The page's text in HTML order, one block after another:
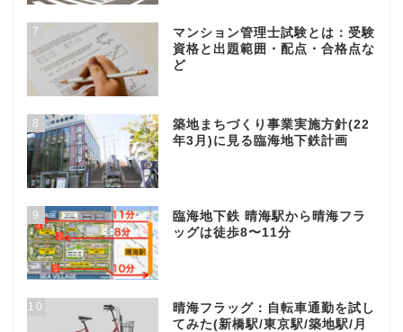
7
マンション管理士試験とは：受験
資格と出題範囲・配点・合格点な
ど
8
築地まちづくり事業実施方針(22
年3月)に見る臨海地下鉄計画
9
臨海地下鉄 晴海駅から晴海フラ
ッグは徒歩8〜11分
10
晴海フラッグ：自転車通勤を試し
てみた(新橋駅/東京駅/築地駅/月